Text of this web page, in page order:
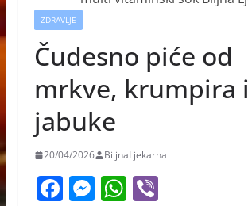
ZDRAVLJE
Čudesno piće od
mrkve, krumpira i
jabuke
20/04/2026 BiljnaLjekarna
F M W Vi